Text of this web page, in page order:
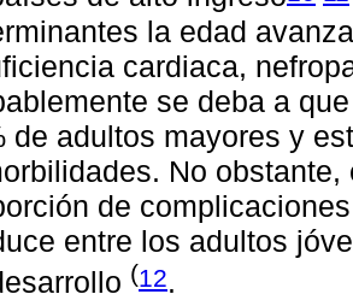
la edad
cardiaca,
se deba a
de adultos mayores y
No
de
entre los adultos
(12.